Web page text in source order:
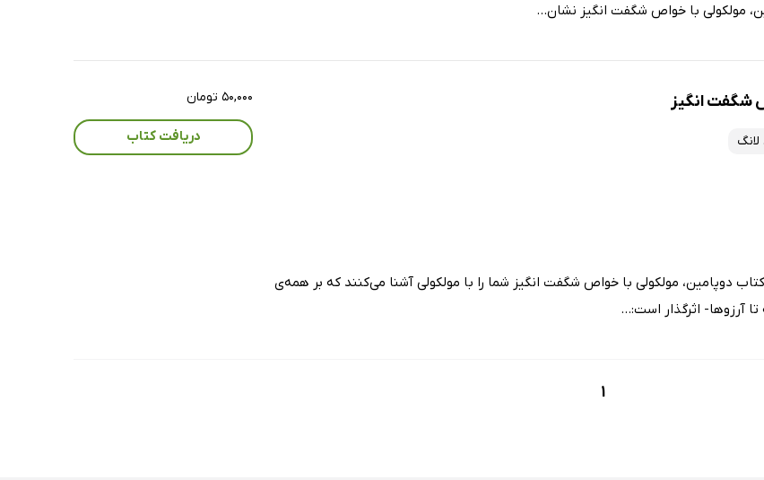
مولکولی با خواص شگفت انگیز نشان...
شگفت‌ انگیز
دوپامین، مولکولی با خواص شگفت‌ انگیز شما را با مولکولی آشنا می‌کنند که بر همه‌ی
آرزوها- اثرگذار است:...
۵۰,۰۰۰ تومان
دریافت کتاب
1